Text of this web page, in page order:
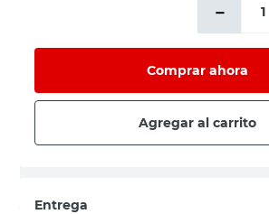
－
Comprar ahora
Agregar al carrito
Entrega